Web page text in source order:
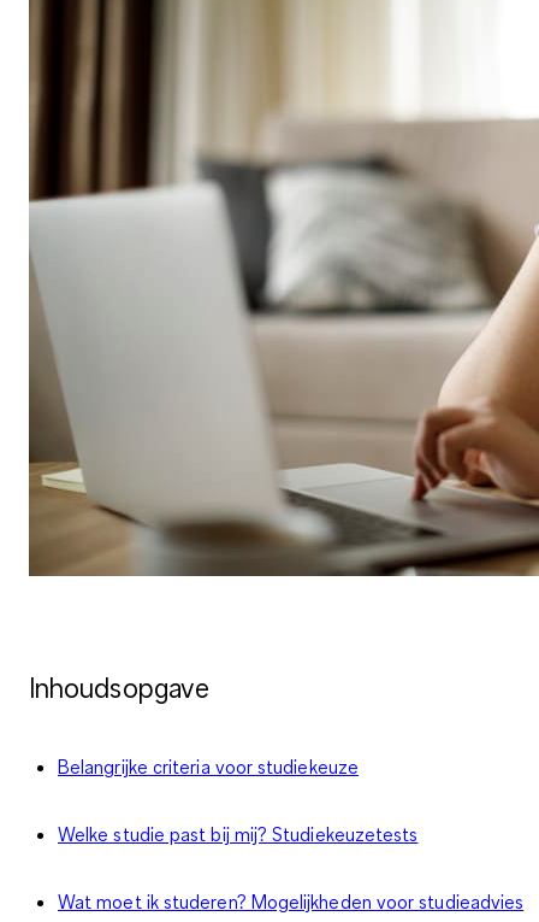
Inhoudsopgave
Belangrijke criteria voor studiekeuze
Welke studie past bij mij? Studiekeuzetests
Wat moet ik studeren? Mogelijkheden voor studieadvies